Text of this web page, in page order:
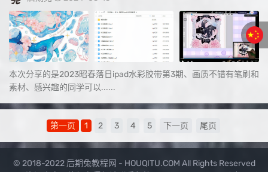
本次分享的是2023昭春落日ipad水彩胶带第3期、画质不错有笔刷和
素材、感兴趣的同学可以......
第一页 1 2 3 4 5 下一页 尾页
© 2018-2022 后期兔教程网 - HOUQITU.COM All Rights Reserved